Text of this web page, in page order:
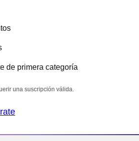
de primera categoría
una suscripción válida.